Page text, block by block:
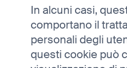
In alcuni casi,
comportano il
personali degli
questi cookie può